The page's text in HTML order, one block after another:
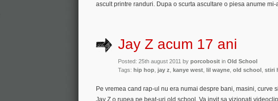
ascult printre randuri. Dupa o scurta ascultare o piesa anume
Jay Z acum 17 ani
Posted: 25th august 2011 by porcobosit in Old School
Tags: hip hop jay z kanye west lil wayne old school stiri
Pe vremea cand rap-ul nu era numai despre bani, masini, curve
Jay Z o rupea pe beat-uri old school. Va invit sa vizionati